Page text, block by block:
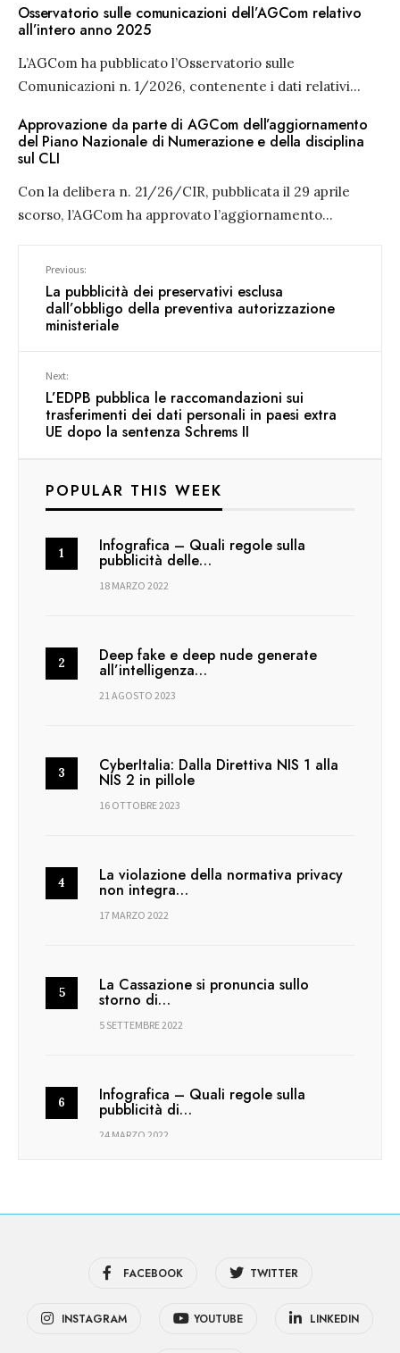
Osservatorio sulle comunicazioni dell’AGCom relativo
all’intero anno 2025
L’AGCom ha pubblicato l’Osservatorio sulle
Comunicazioni n. 1/2026, contenente i dati relativi...
Approvazione da parte di AGCom dell’aggiornamento
del Piano Nazionale di Numerazione e della disciplina
sul CLI
Con la delibera n. 21/26/CIR, pubblicata il 29 aprile
scorso, l’AGCom ha approvato l’aggiornamento...
Previous:
La pubblicità dei preservativi esclusa
dall’obbligo della preventiva autorizzazione
ministeriale
Next:
L’EDPB pubblica le raccomandazioni sui
trasferimenti dei dati personali in paesi extra
UE dopo la sentenza Schrems II
POPULAR THIS WEEK
Infografica – Quali regole sulla
pubblicità delle…
18 MARZO 2022
Deep fake e deep nude generate
all’intelligenza…
21 AGOSTO 2023
CyberItalia: Dalla Direttiva NIS 1 alla
NIS 2 in pillole
16 OTTOBRE 2023
La violazione della normativa privacy
non integra…
17 MARZO 2022
La Cassazione si pronuncia sullo
storno di…
5 SETTEMBRE 2022
Infografica – Quali regole sulla
pubblicità di…
24 MARZO 2022
FACEBOOK TWITTER
INSTAGRAM YOUTUBE LINKEDIN